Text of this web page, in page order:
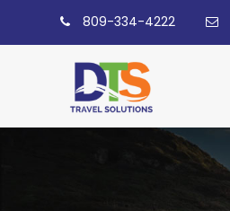
809-334-4222